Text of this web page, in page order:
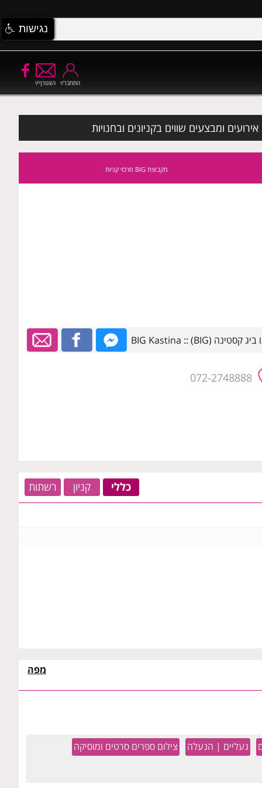
הצטרף/י התחבר/י
ומבצעים שווים בקניונים ובחנויות
מקבוצת BIG מרכזי קניות
072-2748888
כללי קניון רשתות
מפה
נעליים | הנעלה
צילום ספרים סרטים ומוסיקה
נגישות